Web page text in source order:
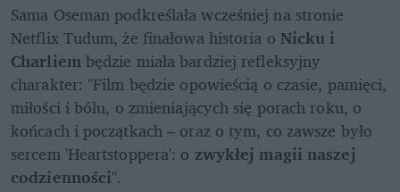
Sama Oseman podkreślała wcześniej na stronie
Netflix Tudum, że finałowa historia o Nicku i
Charliem będzie miała bardziej refleksyjny
charakter: "Film będzie opowieścią o czasie, pamięci,
miłości i bólu, o zmieniających się porach roku, o
końcach i początkach – oraz o tym, co zawsze było
sercem 'Heartstoppera': o zwykłej magii naszej
codzienności".